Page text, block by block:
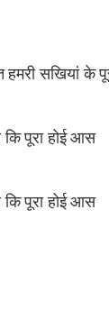
सखियां के
कि पूरा होई आस
कि पूरा होई आस